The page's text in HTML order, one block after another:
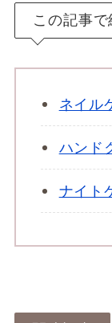
この記事で
ネイル
ハンド
ナイト